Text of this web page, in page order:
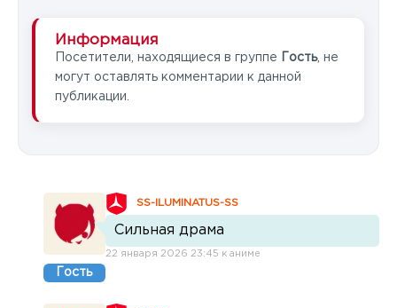
Информация
Посетители, находящиеся в группе Гость, не
могут оставлять комментарии к данной
публикации.
Гость
SS-ILUMINATUS-SS
Сильная драма
22 января 2026 23:45 к аниме